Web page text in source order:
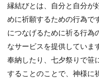
縁結びとは、自分と自分が
めに祈願するための行為で
につなげるために祈る行為
なサービスを提供していま
奉納したり、七夕祭りで笹
することのことで、神様に